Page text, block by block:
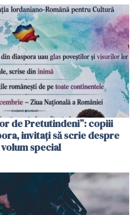
de Pretutindeni”: copiii
invitați să scrie despre
special